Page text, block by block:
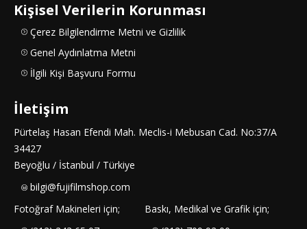
Kişisel Verilerin Korunması
Çerez Bilgilendirme Metni ve Gizlilik
Genel Aydınlatma Metni
İlgili Kişi Başvuru Formu
İletişim
Pürtelaş Hasan Efendi Mah. Meclis-i Mebusan Cad. No:37/A
34427
Beyoğlu / İstanbul / Türkiye
bilgi@fujifilmshop.com
Fotoğraf Makineleri için;
Baskı, Medikal ve Grafik için;